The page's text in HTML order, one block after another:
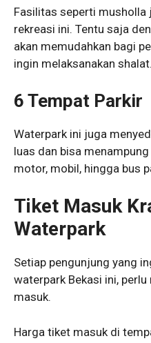
Fasilitas seperti
rekreasi ini. Tentu saja
akan memudahkan bagi
ingin melaksanakan shalat.
6 Tempat Parkir
Waterpark ini juga
luas dan bisa
motor, mobil, hingga bus
Tiket Masuk
Waterpark
Setiap pengunjung yang
waterpark Bekasi ini,
masuk.
Harga tiket masuk di